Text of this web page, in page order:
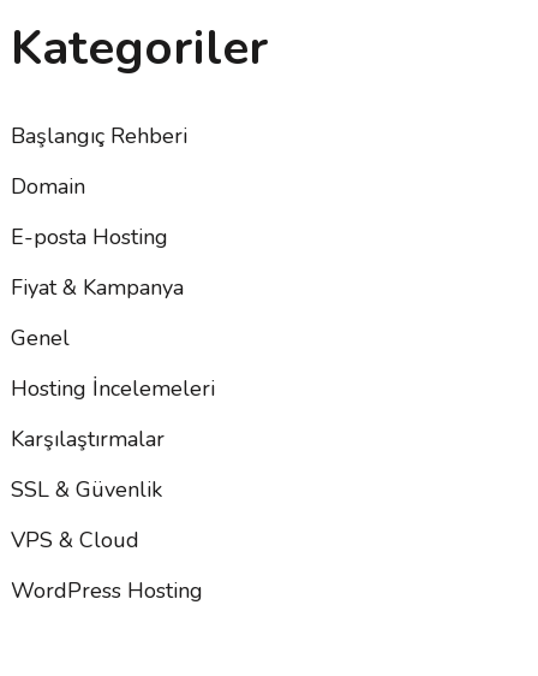
Kategoriler
Başlangıç Rehberi
Domain
E-posta Hosting
Fiyat & Kampanya
Genel
Hosting İncelemeleri
Karşılaştırmalar
SSL & Güvenlik
VPS & Cloud
WordPress Hosting